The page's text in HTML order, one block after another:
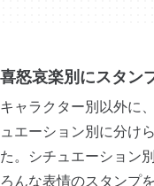
喜怒哀楽別にスタン
キャラクター別以外に
ュエーション別に分け
た。シチュエーション
ろんな表情のスタンプ